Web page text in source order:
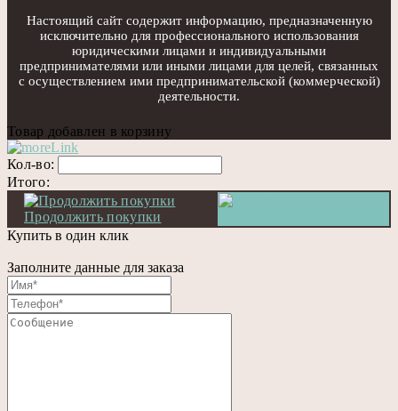
Настоящий сайт содержит информацию, предназначенную
исключительно для профессионального использования
юридическими лицами и индивидуальными
предпринимателями или иными лицами для целей, связанных
с осуществлением ими предпринимательской (коммерческой)
деятельности.
Товар добавлен в корзину
Кол-во:
Итого:
Продолжить покупки
Купить в один клик
Заполните данные для заказа